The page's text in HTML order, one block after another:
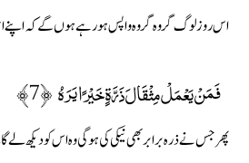
اس روز لوگ گروہ گروہ واپس ہورہے ہوں گے کہ اپنے
فَمَنْ يَعْمَلْ مِثْقَالَ ذَرَّةٍ خَيْرًا يَرَهُ ﴿7﴾
پھر جس نے ذرہ برابر بھی نیکی کی ہوگی وہ اس کو دیکھ لے